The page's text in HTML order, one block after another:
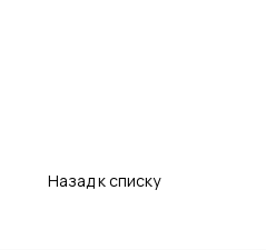
Назад к списку